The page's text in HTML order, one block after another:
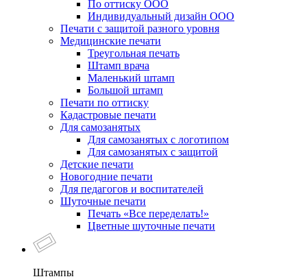
По оттиску ООО
Индивидуальный дизайн ООО
Печати с защитой разного уровня
Медицинские печати
Треугольная печать
Штамп врача
Маленький штамп
Большой штамп
Печати по оттиску
Кадастровые печати
Для самозанятых
Для самозанятых с логотипом
Для самозанятых с защитой
Детские печати
Новогодние печати
Для педагогов и воспитателей
Шуточные печати
Печать «Все переделать!»
Цветные шуточные печати
Штампы